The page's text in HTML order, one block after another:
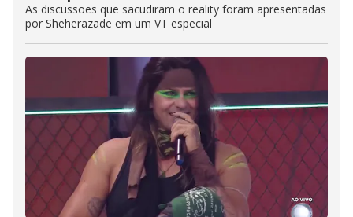
As discussões que sacudiram o reality foram apresentadas
por Sheherazade em um VT especial